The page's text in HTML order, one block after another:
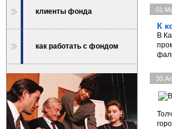
клиенты фонда
как работать с фондом
01
К
В
30